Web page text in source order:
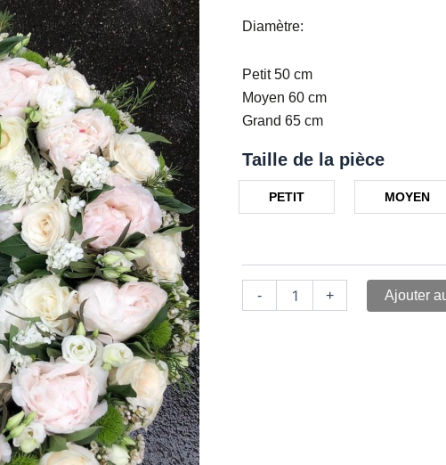
Diamètre:
Petit 50 cm
Moyen 60 cm
Grand 65 cm
Taille de la pièce
PETIT MOYEN
- + Ajouter